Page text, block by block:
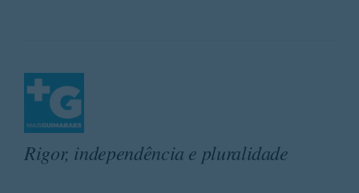
Rigor, independência e pluralidade